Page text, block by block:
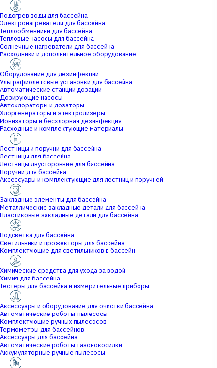
Подогрев воды для бассейна
Электронагреватели для бассейна
Теплообменники для бассейна
Тепловые насосы для бассейна
Солнечные нагреватели для бассейна
Расходники и дополнительное оборудование
Оборудование для дезинфекции
Ультрафиолетовые установки для бассейна
Автоматические станции дозации
Дозирующие насосы
Автохлораторы и дозаторы
Хлоргенераторы и электролизеры
Ионизаторы и бесхлорная дезинфекция
Расходные и комплектующие материалы
Лестницы и поручни для бассейна
Лестницы для бассейна
Лестницы двусторонние для бассейна
Поручни для бассейна
Аксессуары и комплектующие для лестниц и поручней
Закладные элементы для бассейна
Металлические закладные детали для бассейна
Пластиковые закладные детали для бассейна
Подсветка для бассейна
Светильники и прожекторы для бассейна
Комплектующие для светильников в бассейн
Химические средства для ухода за водой
Химия для бассейна
Тестеры для бассейна и измерительные приборы
Аксессуары и оборудование для очистки бассейна
Автоматические роботы-пылесосы
Комплектующие ручных пылесосов
Термометры для бассейнов
Аксессуары для бассейна
Автоматические роботы-газонокосилки
Аккумуляторные ручные пылесосы